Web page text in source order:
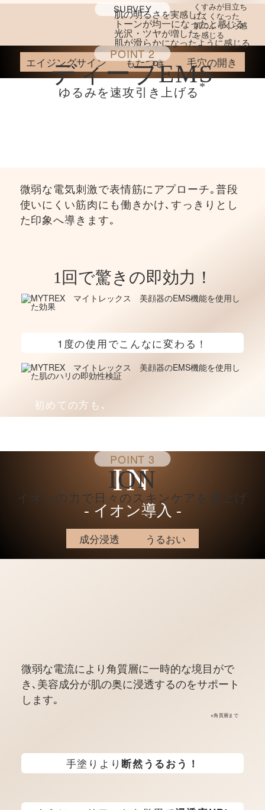
SURVEY
肌の明るさを実感した
トーンが均一になったと感じる
光沢・ツヤが増した
肌が滑らかになったように感じる
くすみが目立ち
にくくなった
肌のふっくら感
を感じる
POINT 2
ディープEMS
ゆるみを速攻引き上げる *
エイジングサイン もたつき 毛穴の開き
微弱な電気刺激で表情筋にアプローチ｡普段
使いにくい筋肉にも働きかけ､すっきりとし
た印象へ導きます｡
1回で驚きの即効力！
1度の使用でこんなに変わる！
初めての方も､
POINT 3
ION
イオンの力で 日々のスキンケアを底上げ
IN
‐ イオン導入 ‐
成分浸透 うるおい
微弱な電流により角質層に一時的な境目がで
き､美容成分が肌の奥に浸透するのをサポート
します｡
※角質層まで
手塗りより断然うるおう！